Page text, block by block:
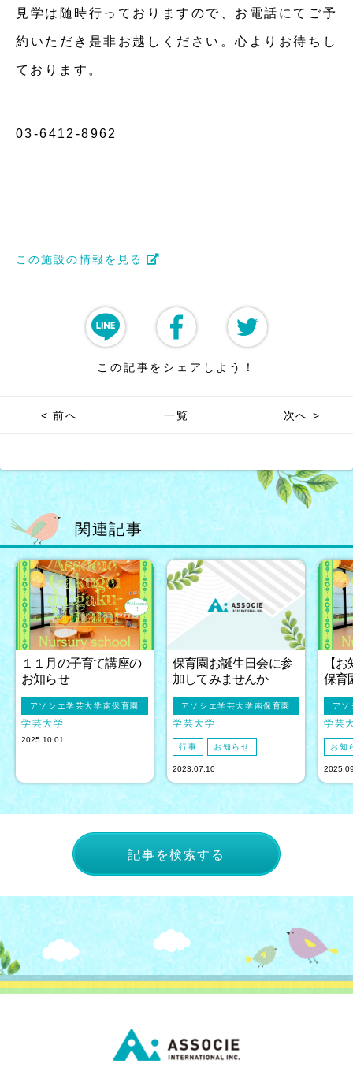
見学は随時行っておりますので、お電話にてご予
約いただき是非お越しください。心よりお待ちし
ております。
03-6412-8962
この施設の情報を見る
この記事をシェアしよう！
< 前へ 一覧 次へ >
関連記事
１１月の子育て講座の
お知らせ
アソシエ学芸大学南保育園
学芸大学
2025.10.01
保育園お誕生日会に参
加してみませんか
アソシエ学芸大学南保育園
学芸大学
行事 お知らせ
2023.07.10
【
保育
アソ
学芸
お知
記事を検索する